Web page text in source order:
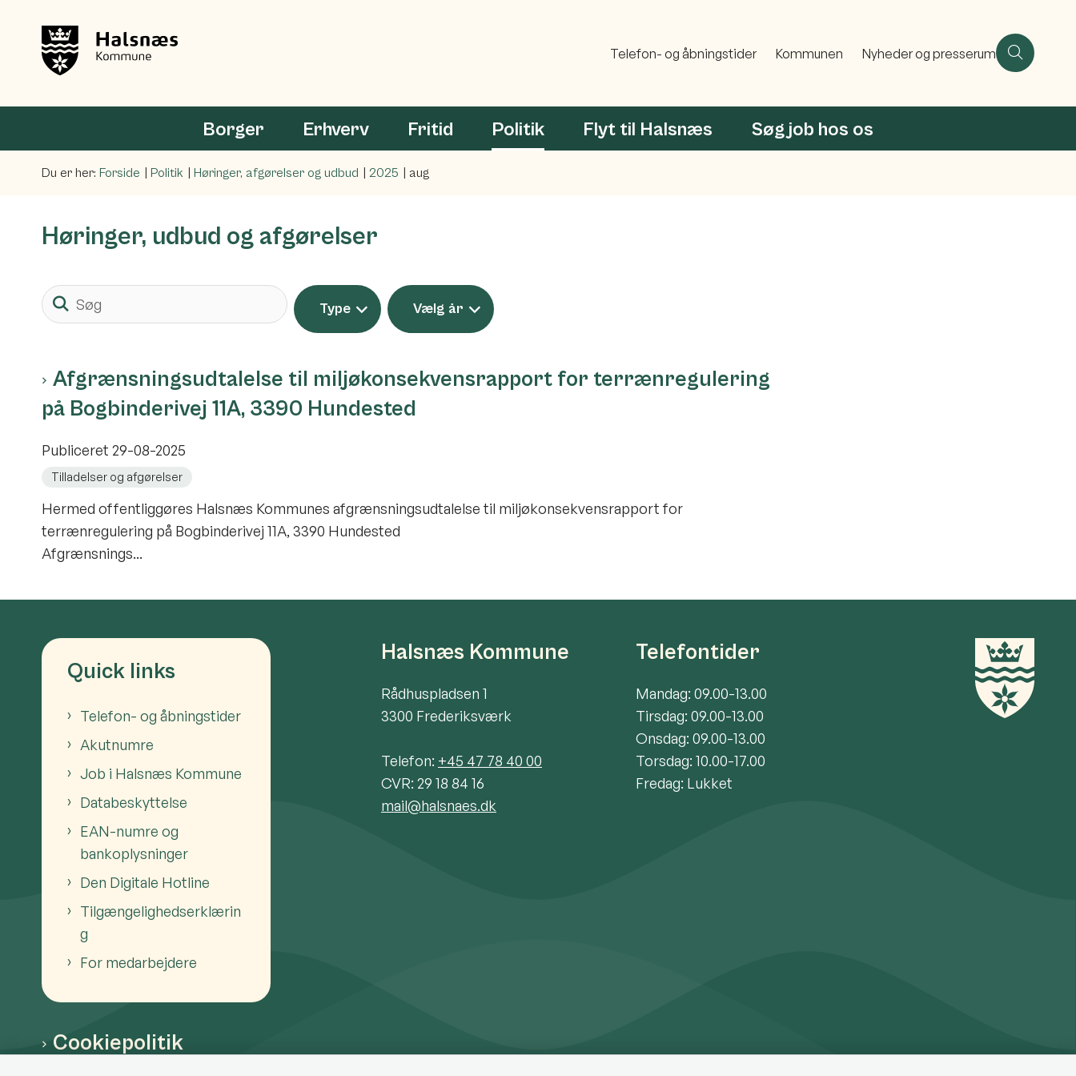
Telefon- og åbningstider Kommunen Nyheder og presserum
Borger Erhverv Fritid Politik Flyt til Halsnæs Søg job hos os
Du er her: Forside Politik Høringer, afgørelser og udbud 2025 aug
Høringer, udbud og afgørelser
Søg
Type Vælg år
Afgrænsningsudtalelse til miljøkonsekvensrapport for terrænregulering
på Bogbinderivej 11A, 3390 Hundested
Publiceret 29-08-2025
Tilladelser og afgørelser
Hermed offentliggøres Halsnæs Kommunes afgrænsningsudtalelse til miljøkonsekvensrapport for
terrænregulering på Bogbinderivej 11A, 3390 Hundested
Afgrænsnings...
Quick links
Telefon- og åbningstider
Akutnumre
Job i Halsnæs Kommune
Databeskyttelse
EAN-numre og
bankoplysninger
Den Digitale Hotline
Tilgængelighedserklærin
g
For medarbejdere
Halsnæs Kommune
Rådhuspladsen 1
3300 Frederiksværk
Telefon: +45 47 78 40 00
CVR: 29 18 84 16
mail@halsnaes.dk
Telefontider
Mandag: 09.00-13.00
Tirsdag: 09.00-13.00
Onsdag: 09.00-13.00
Torsdag: 10.00-17.00
Fredag: Lukket
Cookiepolitik